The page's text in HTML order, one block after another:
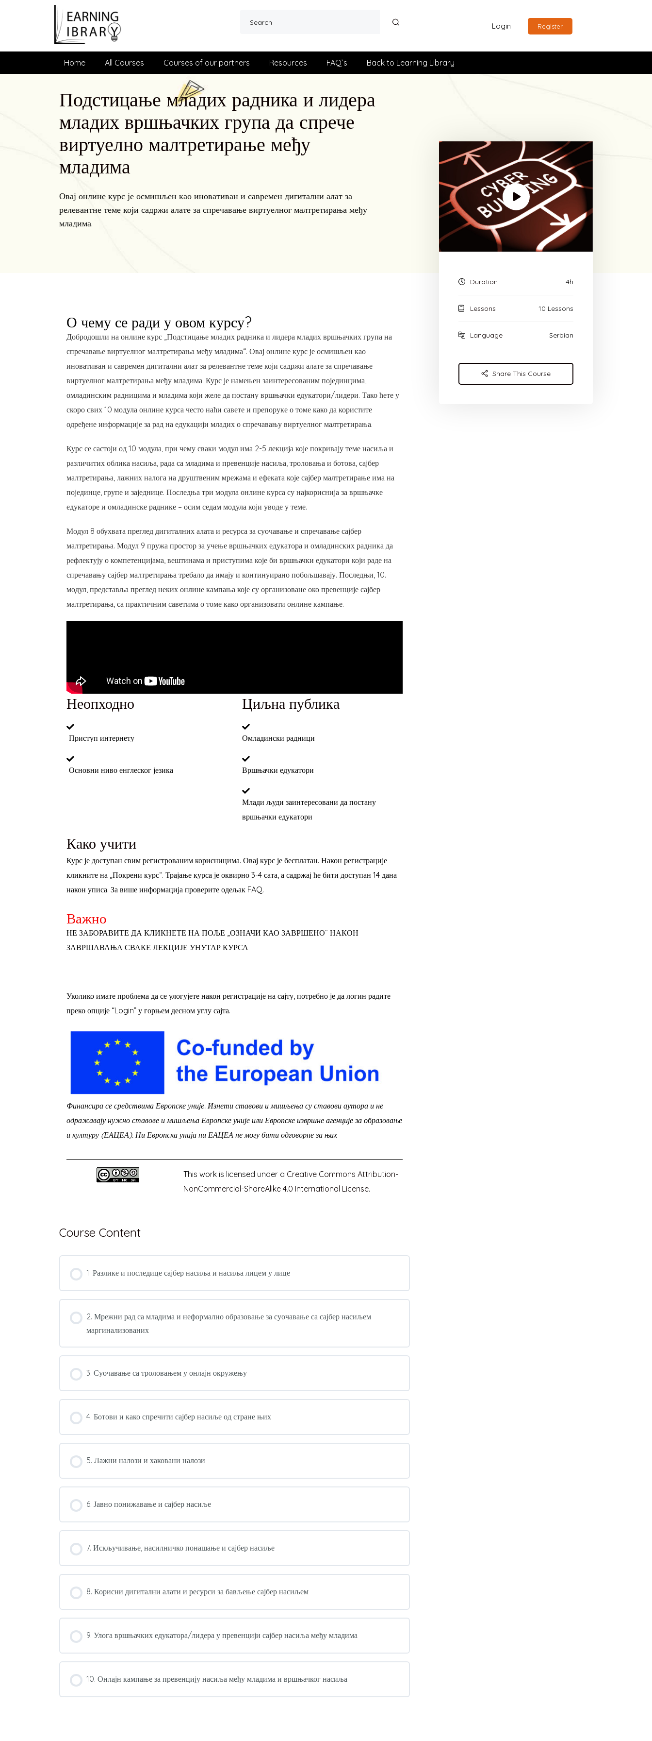
Login Register
Home All Courses Courses of our partners Resources FAQ`s Back to Learning Library
Подстицање младих радника и лидера
младих вршњачких група да спрече
виртуелно малтретирање међу
младима
Овај онлине курс је осмишљен као иновативан и савремен дигитални алат за
релевантне теме који садржи алате за спречавање виртуелног малтретирања међу
младима.
О чему се ради у овом курсу?
Добродошли на онлине курс „Подстицање младих радника и лидера младих вршњачких група на
спречавање виртуелног малтретирања међу младима“. Овај онлине курс је осмишљен као
иновативан и савремен дигитални алат за релевантне теме који садржи алате за спречавање
виртуелног малтретирања међу младима. Курс је намењен заинтересованим појединцима,
омладинским радницима и младима који желе да постану вршњачки едукатори/лидери. Тако ћете у
скоро свих 10 модула онлине курса често наћи савете и препоруке о томе како да користите
одређене информације за рад на едукацији младих о спречавању виртуелног малтретирања.
Курс се састоји од 10 модула, при чему сваки модул има 2-5 лекција које покривају теме насиља и
различитих облика насиља, рада са младима и превенције насиља, троловања и ботова, сајбер
малтретирања, лажних налога на друштвеним мрежама и ефеката које сајбер малтретирање има на
појединце, групе и заједнице. Последња три модула онлине курса су најкориснија за вршњачке
едукаторе и омладинске раднике – осим седам модула који уводе у теме.
Модул 8 обухвата преглед дигиталних алата и ресурса за суочавање и спречавање сајбер
малтретирања. Модул 9 пружа простор за учење вршњачких едукатора и омладинских радника да
рефлектују о компетенцијама, вештинама и приступима које би вршњачки едукатори који раде на
спречавању сајбер малтретирања требало да имају и континуирано побољшавају. Последњи, 10.
модул, представља преглед неких онлине кампања које су организоване око превенције сајбер
малтретирања, са практичним саветима о томе како организовати онлине кампање.
Неопходно
Приступ интернету
Основни ниво енглеског језика
Циљна публика
Омладински радници
Вршњачки едукатори
Млади људи заинтересовани да постану
вршњачки едукатори
Како учити
Курс је доступан свим регистрованим корисницима. Овај курс је бесплатан. Након регистрације
кликните на „Покрени курс“. Трајање курса је оквирно 3-4 сата, а садржај ће бити доступан 14 дана
након уписа. За више информација проверите одељак FAQ.
Важно
НЕ ЗАБОРАВИТЕ ДА КЛИКНЕТЕ НА ПОЉЕ „ОЗНАЧИ КАО ЗАВРШЕНО“ НАКОН
ЗАВРШАВАЊА СВАКЕ ЛЕКЦИЈЕ УНУТАР КУРСА
Уколико имате проблема да се улогујете након регистрације на сајту, потребно је да логин радите
преко опције “Login” у горњем десном углу сајта.
Финансира се средствима Европске уније. Изнети ставови и мишљења су ставови аутора и не
одражавају нужно ставове и мишљења Европске уније или Европске извршне агенције за образовање
и културу (ЕАЦЕА). Ни Европска унија ни ЕАЦЕА не могу бити одговорне за њих
This work is licensed under a Creative Commons Attribution-
NonCommercial-ShareAlike 4.0 International License.
Course Content
1. Разлике и последице сајбер насиља и насиља лицем у лице
2. Мрежни рад са младима и неформално образовање за суочавање са сајбер насиљем
маргинализованих
3. Суочавање са троловањем у онлајн окружењу
4. Ботови и како спречити сајбер насиље од стране њих
5. Лажни налози и хаковани налози
6. Јавно понижавање и сајбер насиље
7. Искључивање, насилничко понашање и сајбер насиље
8. Корисни дигитални алати и ресурси за бављење сајбер насиљем
9. Улога вршњачких едукатора/лидера у превенцији сајбер насиља међу младима
10. Онлајн кампање за превенцију насиља међу младима и вршњачког насиља
Duration 4h
Lessons 10 Lessons
Language Serbian
Share This Course